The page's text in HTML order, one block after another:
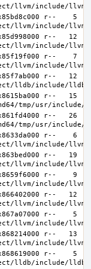
r--    5
r--   12
r--    7
r--   12
r--   15
r--   26
r--    6
r--   19
r--    9
r--   12
r--    5
r--   13
r--    5